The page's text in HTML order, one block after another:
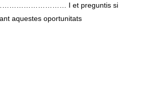
………………………… I et preguntis si
aquestes oportunitats